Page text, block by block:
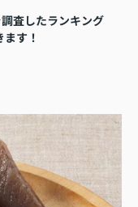
査したランキング
す！